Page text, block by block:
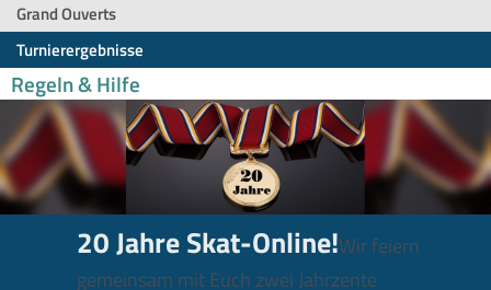
Grand Ouverts
Turnierergebnisse
Regeln & Hilfe
20 Jahre Skat-Online!Wir feiern
gemeinsam mit Euch zwei Jahrzente